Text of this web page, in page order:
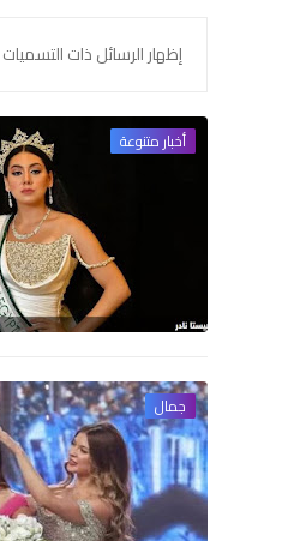
‏إظهار الرسائل ذات التسميات
أخبار متنوعة
جمال